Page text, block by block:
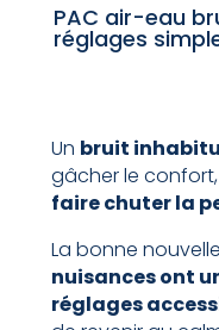
PAC air-eau
réglages
Un bruit
gâcher le
faire chuter la
La bonne
nuisances ont
réglages